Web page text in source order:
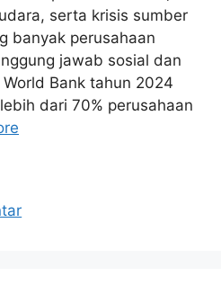
serta krisis sumber
banyak perusahaan
jawab sosial dan
Bank tahun 2024
dari 70% perusahaan